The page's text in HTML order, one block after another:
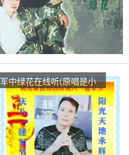
军中绿花在线听(原唱是小
曾)，阳光艳姐主唱停币演
唱点播:1030次